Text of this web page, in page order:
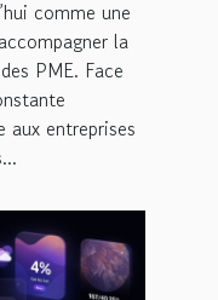
comme une
la
PME. Face
entreprises